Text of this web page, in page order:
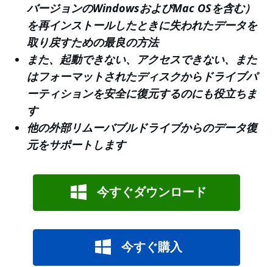
バージョンのWindowsおよびMac OSを含む）
を再インストールしたときに失われたデータを
取り戻すための最良の方法
また、起動できない、アクセスできない、また
はフォーマットされたディスクからドライブパ
ーティションを安全に復元するのにも役立ちま
す
他の外部リムーバブルドライブからのデータ復
元をサポートします
今すぐダウンロード
今すぐ購入